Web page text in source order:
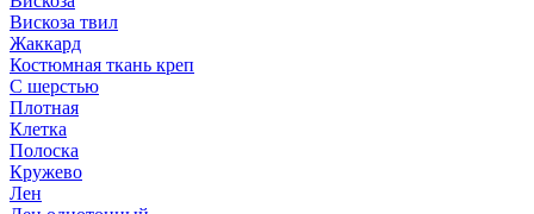
Вискоза твил
Жаккард
Костюмная ткань креп
С шерстью
Плотная
Клетка
Полоска
Кружево
Лен